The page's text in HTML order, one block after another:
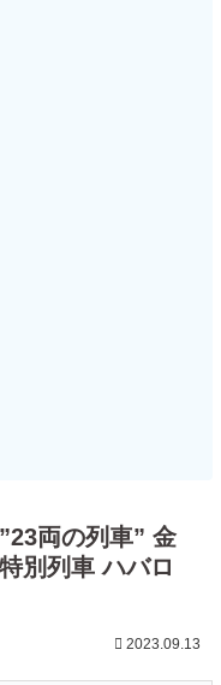
両の列車” 金
別列車 ハバロ
2023.09.13